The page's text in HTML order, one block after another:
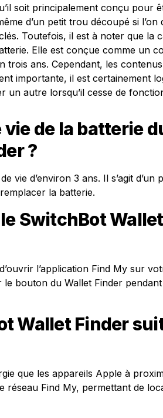
soit principalement conçu pour
d’un petit trou découpé si l’on
Toutefois, il est à noter que la
Elle est conçue comme un
trois ans. Cependant, les
importante, il est certainement
un autre lorsqu’il cesse de
de la batterie
?
vie d’environ 3 ans. Il s’agit d’un
la batterie.
SwitchBot Wallet
l’application Find My sur
le bouton du Wallet Finder
Wallet Finder
que les appareils Apple à
réseau Find My, permettant de